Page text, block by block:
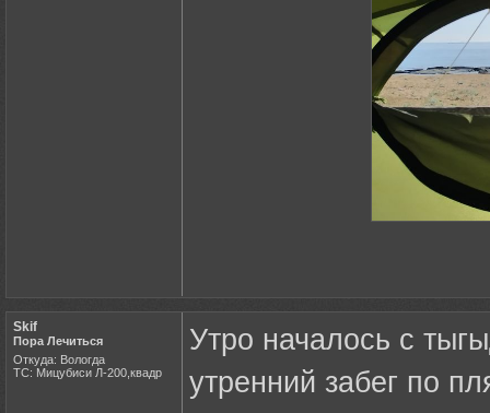
Skif
Пора Лечиться
Откуда: Вологда
ТС: Мицубиси Л-200,квадр
Утро началось с
утренний забег по